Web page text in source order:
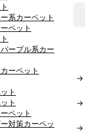
系カーペット
ペット
ープル系カー
ーペット
ト
ト
ペット
対策カーペッ
→
→
→